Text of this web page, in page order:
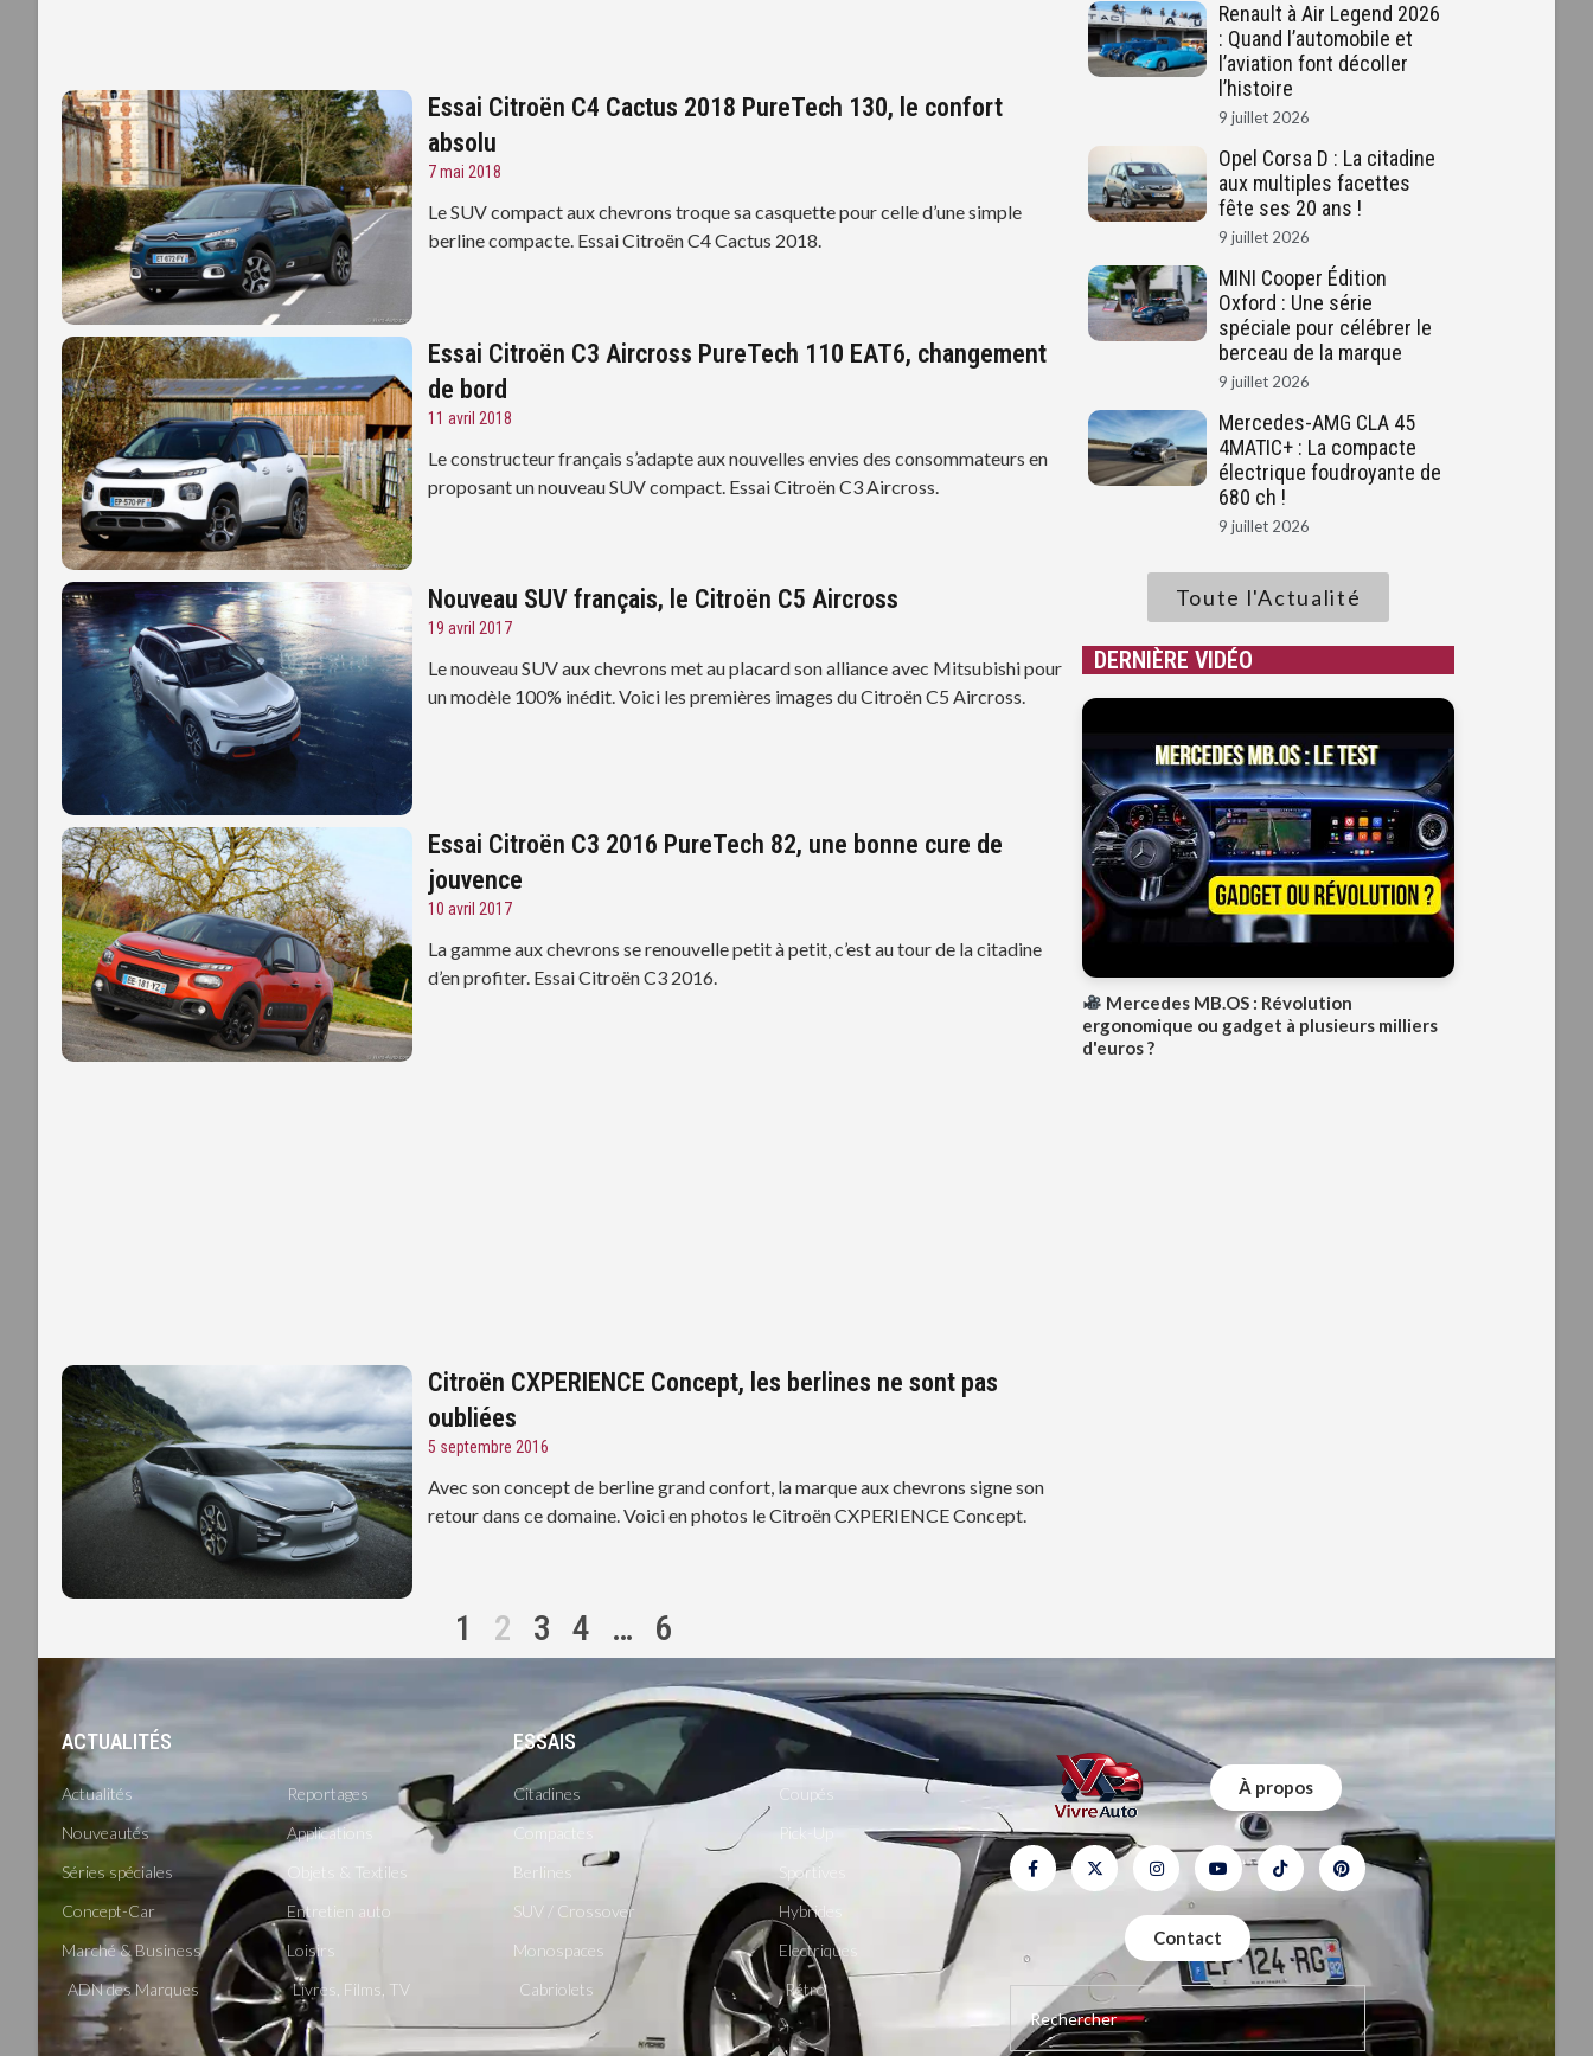
Essai Citroën C4 Cactus 2018 PureTech 130, le confort
absolu
7 mai 2018
Le SUV compact aux chevrons troque sa casquette pour celle d’une simple
berline compacte. Essai Citroën C4 Cactus 2018.
Essai Citroën C3 Aircross PureTech 110 EAT6, changement
de bord
11 avril 2018
Le constructeur français s’adapte aux nouvelles envies des consommateurs en
proposant un nouveau SUV compact. Essai Citroën C3 Aircross.
Nouveau SUV français, le Citroën C5 Aircross
19 avril 2017
Le nouveau SUV aux chevrons met au placard son alliance avec Mitsubishi pour
un modèle 100% inédit. Voici les premières images du Citroën C5 Aircross.
Essai Citroën C3 2016 PureTech 82, une bonne cure de
jouvence
10 avril 2017
La gamme aux chevrons se renouvelle petit à petit, c’est au tour de la citadine
d’en profiter. Essai Citroën C3 2016.
Citroën CXPERIENCE Concept, les berlines ne sont pas
oubliées
5 septembre 2016
Avec son concept de berline grand confort, la marque aux chevrons signe son
retour dans ce domaine. Voici en photos le Citroën CXPERIENCE Concept.
1 2 3 4 … 6
Renault à Air Legend 2026
: Quand l’automobile et
l’aviation font décoller
l’histoire
9 juillet 2026
Opel Corsa D : La citadine
aux multiples facettes
fête ses 20 ans !
9 juillet 2026
MINI Cooper Édition
Oxford : Une série
spéciale pour célébrer le
berceau de la marque
9 juillet 2026
Mercedes-AMG CLA 45
4MATIC+ : La compacte
électrique foudroyante de
680 ch !
9 juillet 2026
Toute l'Actualité
DERNIÈRE VIDÉO
Mercedes MB.OS : Révolution
ergonomique ou gadget à plusieurs milliers
d'euros ?
ACTUALITÉS
Actualités
Nouveautés
Séries spéciales
Concept-Car
Marché & Business
ADN des Marques
Reportages
Applications
Objets & Textiles
Entretien auto
Loisirs
Livres, Films, TV
ESSAIS
Citadines
Compactes
Berlines
SUV / Crossover
Monospaces
Cabriolets
-
Coupés
Pick-Up
Sportives
Hybrides
Electriques
Rétro
À propos
Contact